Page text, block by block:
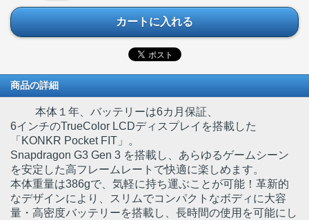
カートに入れる
商品の詳細
本体１年、バッテリーは6カ月保証、
6インチのTrueColor LCDディスプレイを搭載した
「KONKR Pocket FIT」。
Snapdragon G3 Gen 3 を搭載し、あらゆるゲームシーン
を安定した高フレームレートで快適に楽しめます。
本体重量は386gで、気軽に持ち運ぶことが可能！革新的
なデザインにより、スリムでコンパクトなボディに大容
量・高密度バッテリーを搭載し、長時間の使用を可能にし